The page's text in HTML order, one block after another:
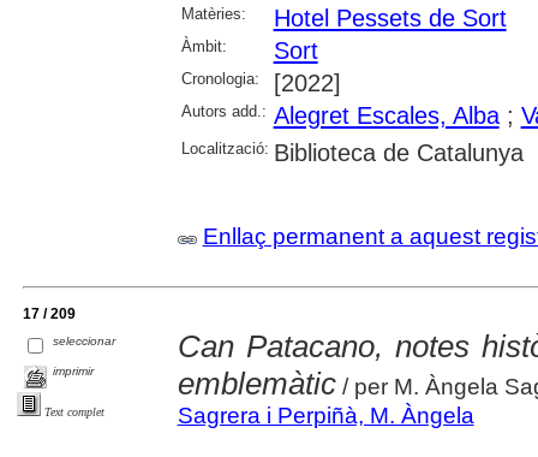
Matèries: Hotel Pessets de Sort
Àmbit: Sort
Cronologia: [2022]
Autors add.: Alegret Escales, Alba;
Localització: Biblioteca de Catalunya
Enllaç permanent a aquest
17 / 209
seleccionar
imprimir
Text complet
Can Patacano, notes
emblemàtic/ per M. Àngela
Sagrera i Perpiñà, M. Àngela